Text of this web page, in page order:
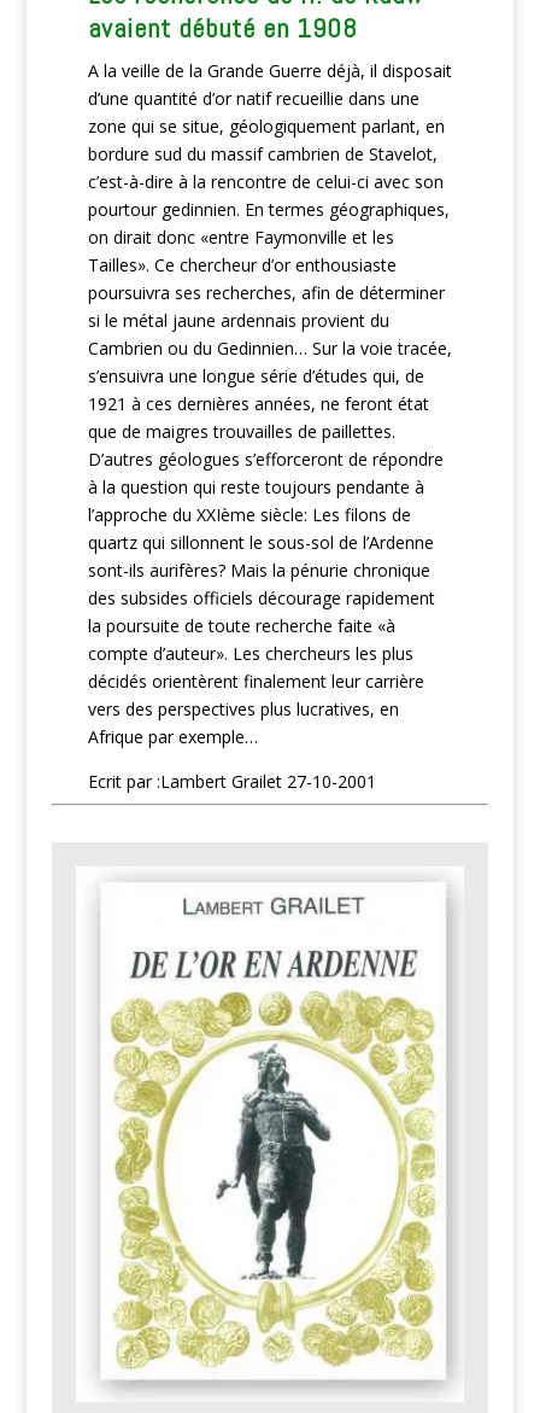
avaient débuté en 1908
A la veille de la Grande Guerre déjà, il disposait
d’une quantité d’or natif recueillie dans une
zone qui se situe, géologiquement parlant, en
bordure sud du massif cambrien de Stavelot,
c’est-à-dire à la rencontre de celui-ci avec son
pourtour gedinnien. En termes géographiques,
on dirait donc «entre Faymonville et les
Tailles». Ce chercheur d’or enthousiaste
poursuivra ses recherches, afin de déterminer
si le métal jaune ardennais provient du
Cambrien ou du Gedinnien… Sur la voie tracée,
s’ensuivra une longue série d’études qui, de
1921 à ces dernières années, ne feront état
que de maigres trouvailles de paillettes.
D’autres géologues s’efforceront de répondre
à la question qui reste toujours pendante à
l’approche du XXIème siècle: Les filons de
quartz qui sillonnent le sous-sol de l’Ardenne
sont-ils aurifères? Mais la pénurie chronique
des subsides officiels décourage rapidement
la poursuite de toute recherche faite «à
compte d’auteur». Les chercheurs les plus
décidés orientèrent finalement leur carrière
vers des perspectives plus lucratives, en
Afrique par exemple…
Ecrit par :Lambert Grailet 27-10-2001